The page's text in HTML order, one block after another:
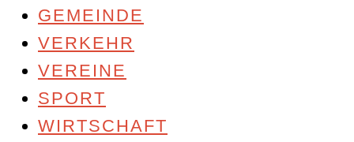
GEMEINDE
VERKEHR
VEREINE
SPORT
WIRTSCHAFT